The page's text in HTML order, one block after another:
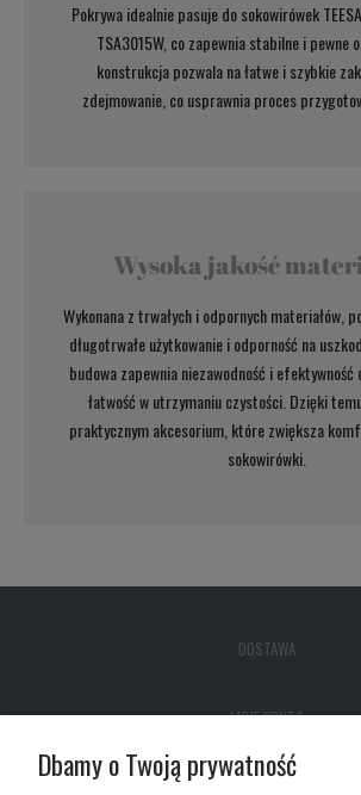
Pokrywa idealnie pasuje do sokowirówek
TSA3015W, co zapewnia stabilne i pewne
konstrukcja pozwala na łatwe i szybkie
zdejmowanie, co usprawnia proces
Wysoka jakość
Wykonana z trwałych i odpornych materiałów,
długotrwałe użytkowanie i odporność na
budowa zapewnia niezawodność i efektywność
łatwość w utrzymaniu czystości. Dzięki
praktycznym akcesorium, które zwiększa
sokowirówki.
DOSTAWA
MOJE KONTO
GWARANCJA I ZWROTY
Dbamy o Twoją prywatność